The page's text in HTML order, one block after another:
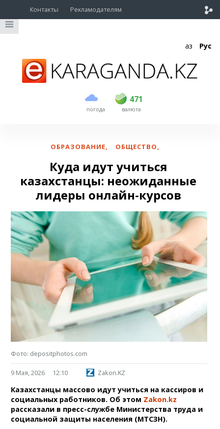
Контакты Рекламодателям
Қаз Рус
погода
471
USD 468.5
EUR 541.5
валюта
ОБРАЗОВАНИЕ, ОБЩЕСТВО,
Куда идут учиться
казахстанцы: неожиданные
лидеры онлайн-курсов
Фото: depositphotos.com
9 Мая, 2026 12:10 Zakon.KZ
Казахстанцы массово идут учиться на кассиров и
социальных работников. Об этом Zakon.kz
рассказали в пресс-службе Министерства труда и
социальной защиты населения (МТСЗН).